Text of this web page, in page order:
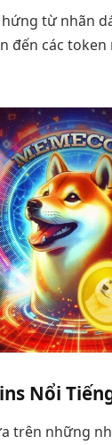
hứng từ nhãn
đến các token
Nổi
trên những